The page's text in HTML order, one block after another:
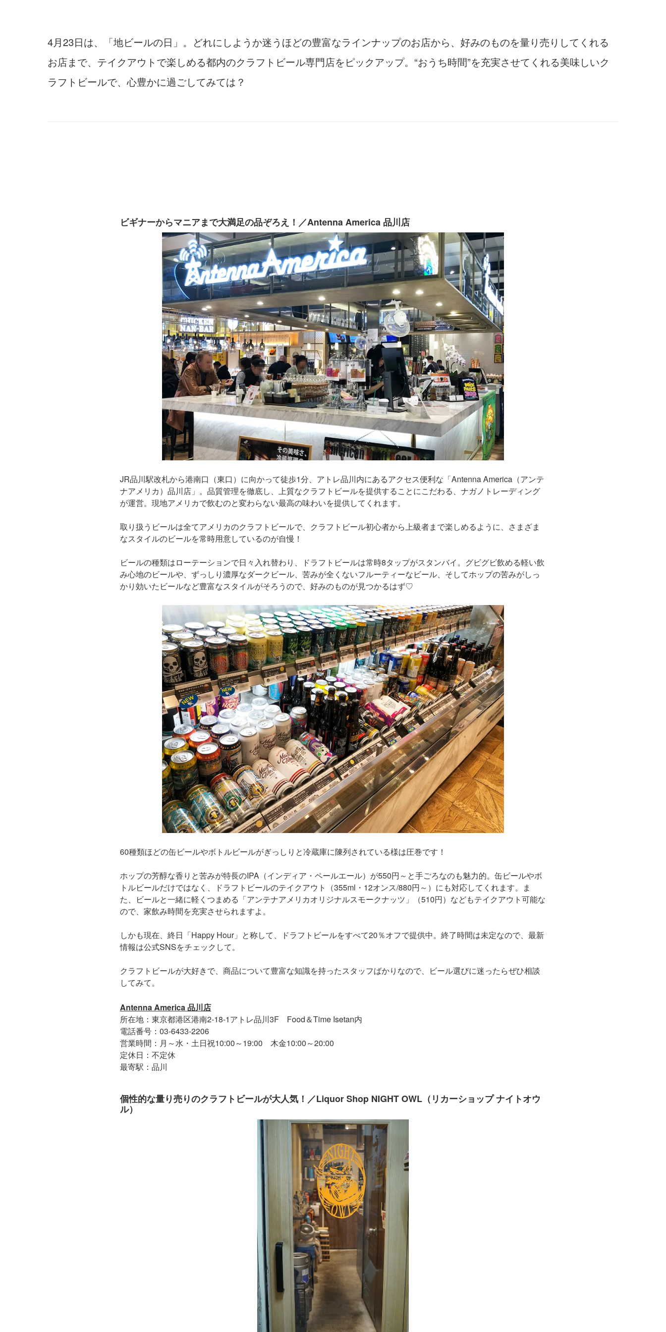
4月23日は、「地ビールの日」。どれにしようか迷うほどの豊富なラインナップのお店から、好みのものを量り売りしてくれる
お店まで、テイクアウトで楽しめる都内のクラフトビール専門店をピックアップ。“おうち時間”を充実させてくれる美味しいク
ラフトビールで、心豊かに過ごしてみては？
ビギナーからマニアまで大満足の品ぞろえ！／Antenna America 品川店
JR品川駅改札から港南口（東口）に向かって徒歩1分、アトレ品川内にあるアクセス便利な「Antenna America（アンテ
ナアメリカ）品川店」。品質管理を徹底し、上質なクラフトビールを提供することにこだわる、ナガノトレーディング
が運営。現地アメリカで飲むのと変わらない最高の味わいを提供してくれます。
取り扱うビールは全てアメリカのクラフトビールで、クラフトビール初心者から上級者まで楽しめるように、さまざま
なスタイルのビールを常時用意しているのが自慢！
ビールの種類はローテーションで日々入れ替わり、ドラフトビールは常時8タップがスタンバイ。グビグビ飲める軽い飲
み心地のビールや、ずっしり濃厚なダークビール、苦みが全くないフルーティーなビール、そしてホップの苦みがしっ
かり効いたビールなど豊富なスタイルがそろうので、好みのものが見つかるはず♡
60種類ほどの缶ビールやボトルビールがぎっしりと冷蔵庫に陳列されている様は圧巻です！
ホップの芳醇な香りと苦みが特長のIPA（インディア・ペールエール）が550円～と手ごろなのも魅力的。缶ビールやボ
トルビールだけではなく、ドラフトビールのテイクアウト（355ml・12オンス/880円～）にも対応してくれます。ま
た、ビールと一緒に軽くつまめる「アンテナアメリカオリジナルスモークナッツ」（510円）などもテイクアウト可能な
ので、家飲み時間を充実させられますよ。
しかも現在、終日「Happy Hour」と称して、ドラフトビールをすべて20％オフで提供中。終了時間は未定なので、最新
情報は公式SNSをチェックして。
クラフトビールが大好きで、商品について豊富な知識を持ったスタッフばかりなので、ビール選びに迷ったらぜひ相談
してみて。
Antenna America 品川店
所在地：東京都港区港南2-18-1アトレ品川3F Food＆Time Isetan内
電話番号：03-6433-2206
営業時間：月～水・土日祝10:00～19:00 木金10:00～20:00
定休日：不定休
最寄駅：品川
個性的な量り売りのクラフトビールが大人気！／Liquor Shop NIGHT OWL（リカーショップ ナイトオウ
ル）